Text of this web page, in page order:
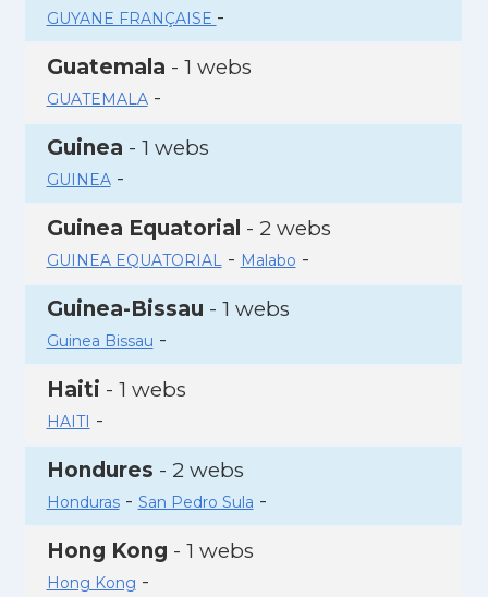
GUYANE FRANÇAISE -
Guatemala - 1 webs
GUATEMALA-
Guinea - 1 webs
GUINEA-
Guinea Equatorial - 2 webs
GUINEA EQUATORIAL- Malabo -
Guinea-Bissau - 1 webs
Guinea Bissau -
Haiti - 1 webs
HAITI -
Hondures - 2 webs
Honduras- San Pedro Sula -
Hong Kong - 1 webs
Hong Kong -